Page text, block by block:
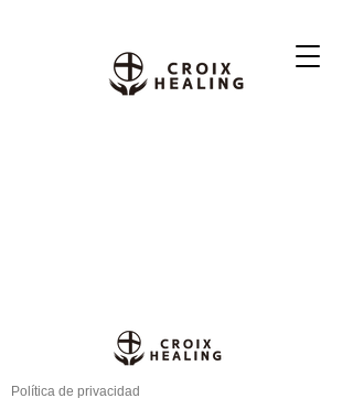
Política de privacidad